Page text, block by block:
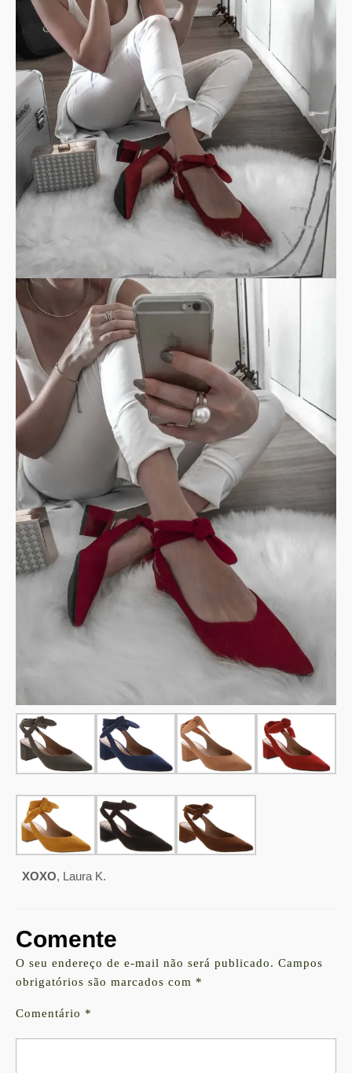
XOXO, Laura K.
Comente
O seu endereço de e-mail não será publicado. Campos
obrigatórios são marcados com *
Comentário *